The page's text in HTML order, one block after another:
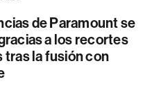
de Paramount se
a los recortes
tras la fusión con